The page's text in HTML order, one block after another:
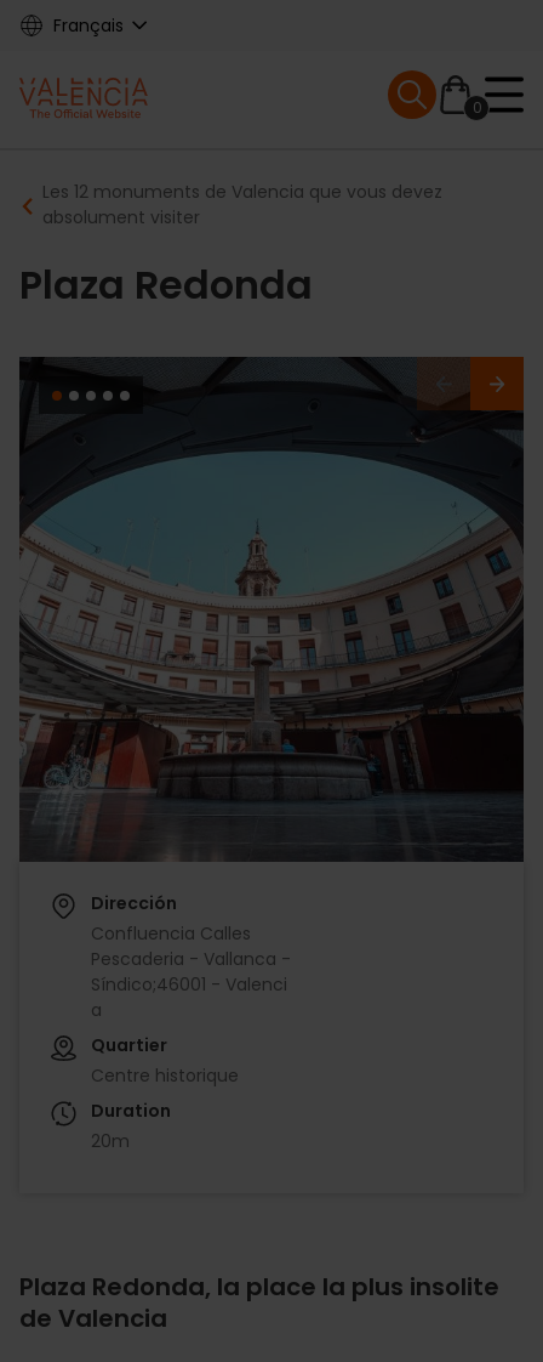
Skip
content
Français
Main
navigation
0
Mobile menu
Breadcrumb
Les 12 monuments de Valencia que vous devez
absolument visiter
Plaza Redonda
Dirección
Confluencia Calles
Pescaderia - Vallanca -
Síndico;46001 - Valenci
a
Quartier
Centre historique
Duration
20m
Plaza Redonda, la place la plus insolite
de Valencia